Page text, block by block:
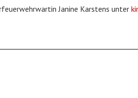
Janine Karstens unter